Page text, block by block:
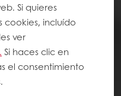
Si quieres
incluído
ver
Si haces clic en
el consentimiento